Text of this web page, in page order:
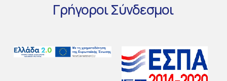
ΓρήγοροιΣύνδεσμοι